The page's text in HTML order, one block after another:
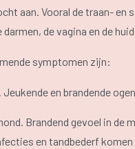
aan. Vooral de traan-
darmen, de vagina en de
symptomen zijn:
Jeukende en brandende
Brandend gevoel in de
en tandbederf